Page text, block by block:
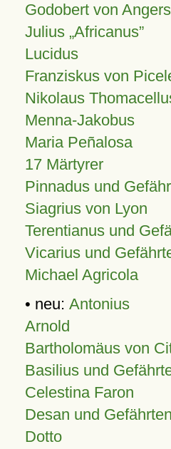
Godobert von Angers
Julius Africanus
Lucidus
Franziskus von
Nikolaus
Menna-Jakobus
Maria Peñalosa
17 Märtyrer
Pinnadus und
Siagrius von Lyon
Terentianus und
Vicarius und
Michael Agricola
• neu: Antonius
Arnold
Bartholomäus von
Basilius und
Celestina Faron
Desan und Gefährten
Dotto